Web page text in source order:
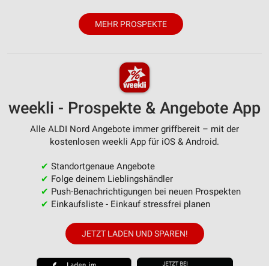
MEHR PROSPEKTE
weekli - Prospekte & Angebote App
Alle ALDI Nord Angebote immer griffbereit – mit der
kostenlosen weekli App für iOS & Android.
✔ Standortgenaue Angebote
✔ Folge deinem Lieblingshändler
✔ Push-Benachrichtigungen bei neuen Prospekten
✔ Einkaufsliste - Einkauf stressfrei planen
JETZT LADEN UND SPAREN!